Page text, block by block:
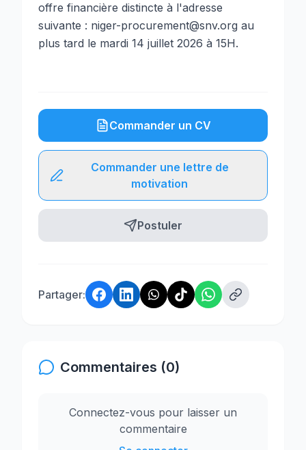
offre financière distincte à l'adresse
suivante : niger-procurement@snv.org au
plus tard le mardi 14 juillet 2026 à 15H.
Commander un CV
Commander une lettre de
motivation
Postuler
Partager:
Commentaires (0)
Connectez-vous pour laisser un
commentaire